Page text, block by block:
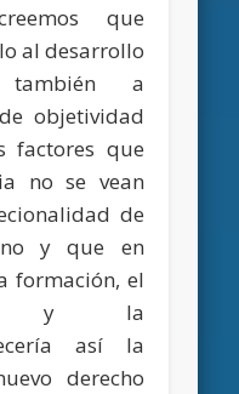
que
al desarrollo
también a
objetividad
factores que
no se vean
de
y que en
formación, el
y la
así la
derecho